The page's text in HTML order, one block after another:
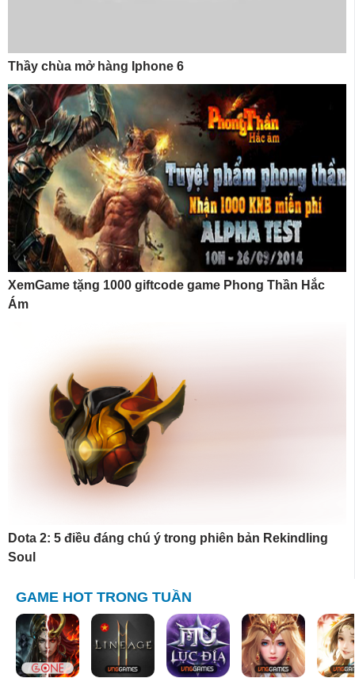
Thầy chùa mở hàng Iphone 6
XemGame tặng 1000 giftcode game Phong Thần Hắc
Ám
Dota 2: 5 điều đáng chú ý trong phiên bản Rekindling
Soul
GAME HOT TRONG TUẦN